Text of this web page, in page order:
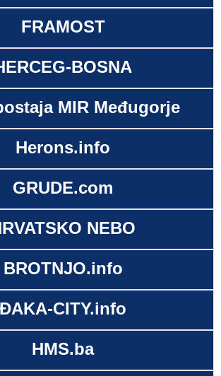
FRAMOST
BOSNA
MIR Međugorje
Herons.info
GRUDE.com
NEBO
BROTNJO.info
ĐAKA-CITY.info
HMS.ba